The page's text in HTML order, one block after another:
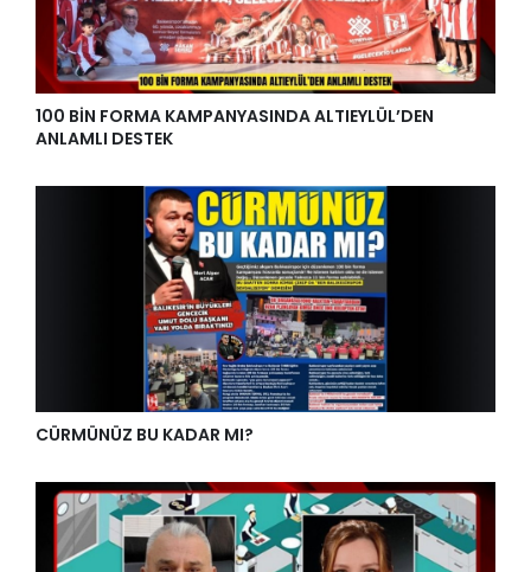
100 BİN FORMA KAMPANYASINDA ALTIEYLÜL’DEN
ANLAMLI DESTEK
CÜRMÜNÜZ BU KADAR MI?